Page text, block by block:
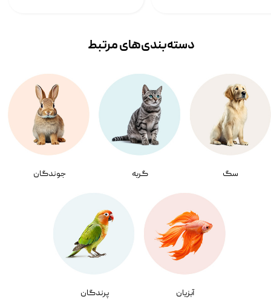
سگ گربه جوندگان
آبزیان پرندگان
دسته‌بندی‌‌های مرتبط